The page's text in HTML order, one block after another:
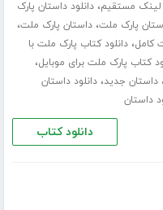
لینک مستقیم،دانلود داستان پارک
پارک ملت،داستان پارک ملت،
،دانلود کتاب پارک ملت با
کتاب پارک ملت برای موبایل،
،داستان جدید،دانلود داستان
داستان
دانلود کتاب